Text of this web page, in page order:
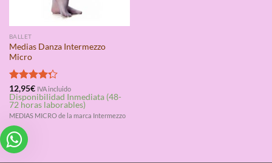
BALLET
Medias Danza Intermezzo
Micro
Valorado
con4.25
de 5
12,95€ IVA incluido
Disponibilidad Inmediata (48-
72 horas laborables)
MEDIAS MICRO de la marca Intermezzo